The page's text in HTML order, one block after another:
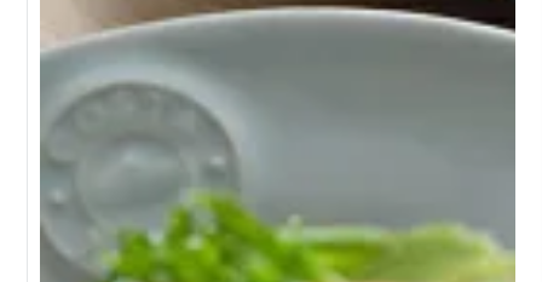
コスタ・ノバのテーブルウエアは主にストーンウエア（炻器）
陶器と磁器の良さを併せ持つ素材は、独特の温かみを感じさせつ
つ、電子レンジ、食器洗浄機の使用もOK。忙しい毎日にうれしい
ポイントです。